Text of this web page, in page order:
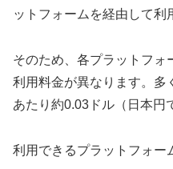
ットフォームを経由して利
そのため、各プラットフォ
利用料金が異なります。多
あたり約0.03ドル（日本円
利用できるプラットフォー